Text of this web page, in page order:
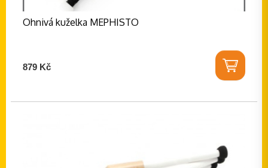
Ohnivá kuželka MEPHISTO
879 Kč